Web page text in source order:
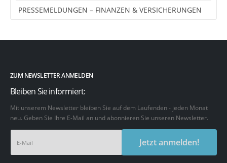
PRESSEMELDUNGEN – FINANZEN & VERSICHERUNGEN
ZUM NEWSLETTER ANMELDEN
Bleiben Sie informiert:
Mit unserem Newsletter bleiben Sie auf dem Laufenden - jeden Monat
neu. Geben Sie Ihre E-Mail an und abonnieren Sie unseren Newsletter.
Jetzt anmelden!